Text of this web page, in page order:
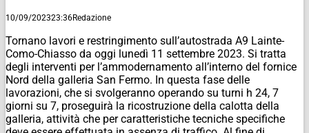
10/09/202323:36Redazione
Tornano lavori e restringimento sull’autostrada A9 Lainte-
Como-Chiasso da oggi lunedì 11 settembre 2023. Si tratta
degli interventi per l’ammodernamento all’interno del fornice
Nord della galleria San Fermo. In questa fase delle
lavorazioni, che si svolgeranno operando su turni h 24, 7
giorni su 7, proseguirà la ricostruzione della calotta della
galleria, attività che per caratteristiche tecniche specifiche